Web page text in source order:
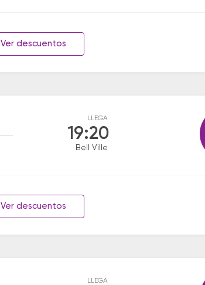
Ver descuentos
LLEGA
19:20
Bell Ville
Ver descuentos
LLEGA